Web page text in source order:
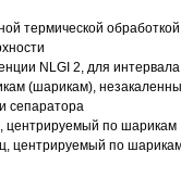
термической обработкой
NLGI 2, для
(шарикам),
сепаратора
центрируемый по шарикам
центрируемый по